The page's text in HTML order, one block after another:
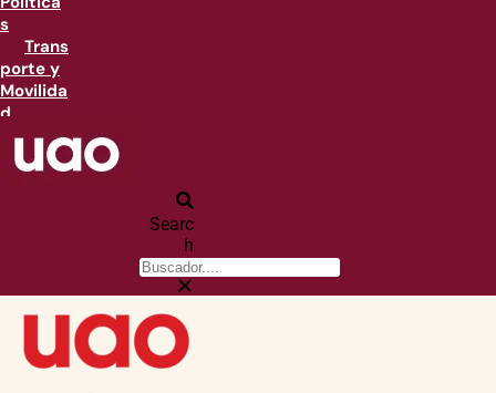
s
Trans
porte y
Movilida
d
Searc
h